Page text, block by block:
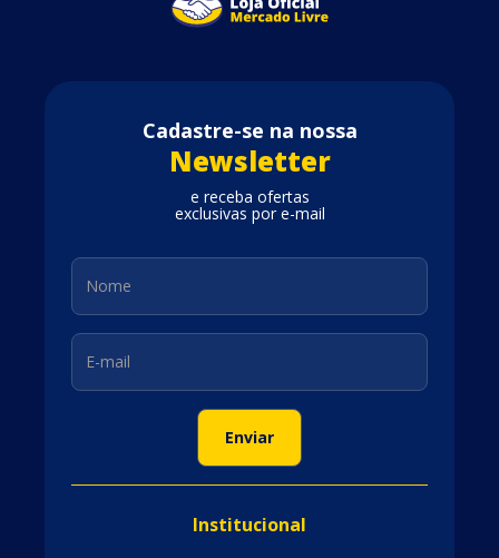
Cadastre-se na nossa
Newsletter
e receba ofertas
exclusivas por e-mail
Institucional